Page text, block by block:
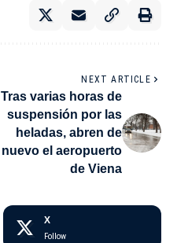
NEXT ARTICLE
Tras varias horas de
suspensión por las
heladas, abren de
nuevo el aeropuerto
de Viena
X
Follow